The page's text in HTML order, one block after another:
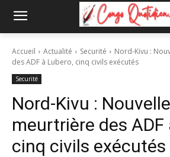
Accueil Actualité Securité
Nord-Kivu :
des ADF à Lubero, cinq civils exécutés
Securité
Nord-Kivu :
meurtrière des ADF
cinq civils exécutés